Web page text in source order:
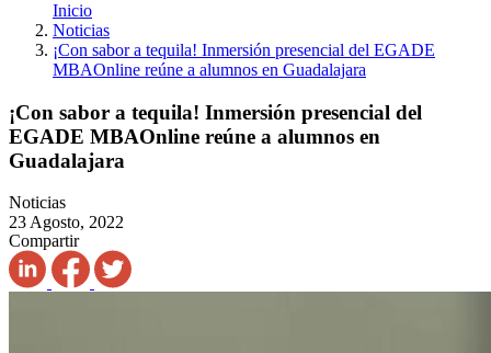
Inicio
Noticias
¡Con sabor a tequila! Inmersión presencial del EGADE
MBAOnline reúne a alumnos en Guadalajara
¡Con sabor a tequila! Inmersión presencial del
EGADE MBAOnline reúne a alumnos en
Guadalajara
Noticias
23 Agosto, 2022
Compartir